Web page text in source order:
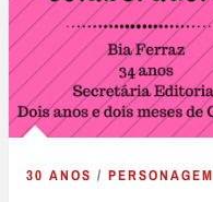
30 ANOS / PERSONAGEM